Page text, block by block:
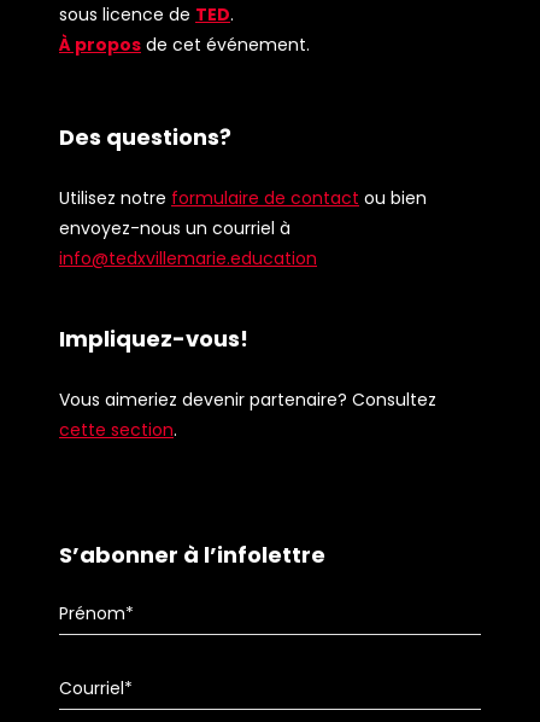
sous licence de TED.
À propos de cet événement.
Des questions?
Utilisez notre formulaire de contact ou bien
envoyez-nous un courriel à
info@tedxvillemarie.education
Impliquez-vous!
Vous aimeriez devenir partenaire? Consultez
cette section.
S’abonner à l’infolettre